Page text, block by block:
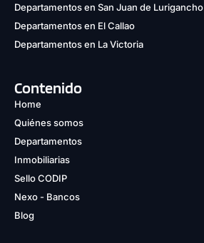
Departamentos en San Juan de Lurigancho
Departamentos en El Callao
Departamentos en La Victoria
Contenido
Home
Quiénes somos
Departamentos
Inmobiliarias
Sello CODIP
Nexo - Bancos
Blog